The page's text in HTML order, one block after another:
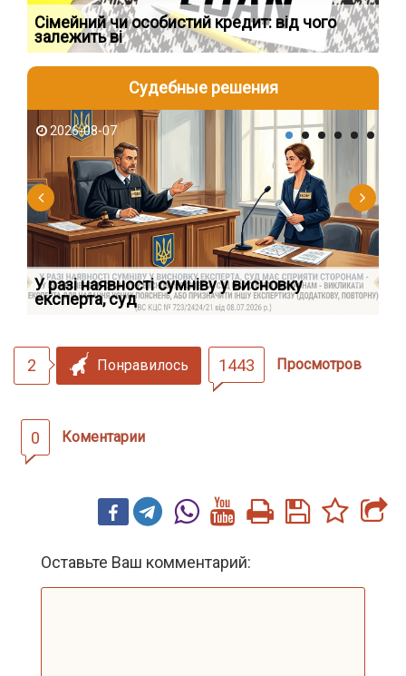
Сімейний чи особистий кредит: від чого
залежить ві
Судебные решения
2026-08-07
У разі наявності сумніву у висновку
експерта, суд
2 Понравилось 1443 Просмотров
0 Коментарии
Оставьте Ваш комментарий: